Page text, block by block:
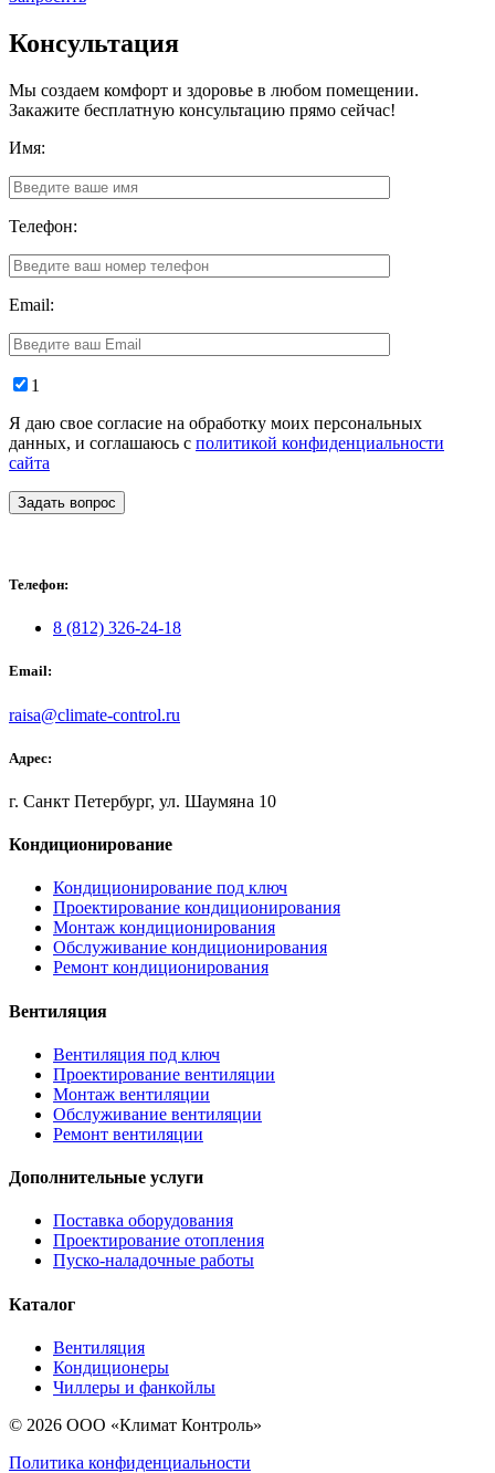
Консультация
Мы создаем комфорт и здоровье в любом помещении.
Закажите бесплатную консультацию прямо сейчас!
Имя:
Телефон:
Email:
1
Я даю свое согласие на обработку моих персональных
данных, и соглашаюсь с политикой конфиденциальности
сайта
Задать вопрос
Телефон:
8 (812) 326-24-18
Email:
raisa@climate-control.ru
Адрес:
г. Санкт Петербург, ул. Шаумяна 10
Кондиционирование
Кондиционирование под ключ
Проектирование кондиционирования
Монтаж кондиционирования
Обслуживание кондиционирования
Ремонт кондиционирования
Вентиляция
Вентиляция под ключ
Проектирование вентиляции
Монтаж вентиляции
Обслуживание вентиляции
Ремонт вентиляции
Дополнительные услуги
Поставка оборудования
Проектирование отопления
Пуско-наладочные работы
Каталог
Вентиляция
Кондиционеры
Чиллеры и фанкойлы
© 2026 ООО «Климат Контроль»
Политика конфиденциальности